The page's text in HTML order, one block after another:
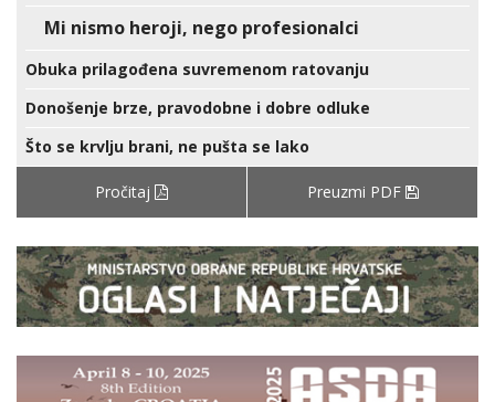
Mi nismo heroji, nego profesionalci
Obuka prilagođena suvremenom ratovanju
Donošenje brze, pravodobne i dobre odluke
Što se krvlju brani, ne pušta se lako
Pročitaj Preuzmi PDF